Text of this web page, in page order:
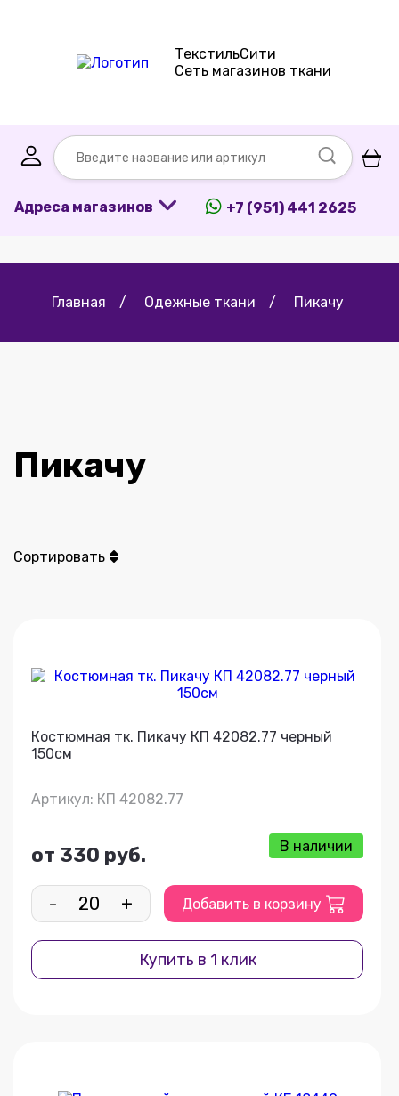
ТекстильСити
Сеть магазинов ткани
Адреса магазинов +7 (951) 441 2625
Главная / Одежные ткани / Пикачу
Пикачу
Сортировать
Костюмная тк. Пикачу КП 42082.77 черный
150см
Артикул: КП 42082.77
от 330 руб. В наличии
- + Добавить в корзину
Купить в 1 клик